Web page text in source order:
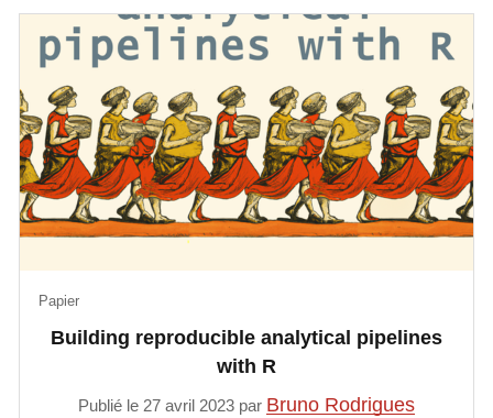
Building reproducible analytical pipelines
with R
Papier
Publié le 27 avril 2023 par Bruno Rodrigues